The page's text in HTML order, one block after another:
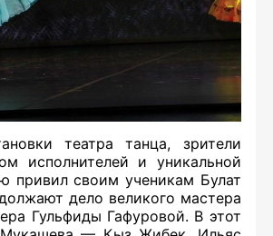
театра танца, зрители
исполнителей и уникальной
привил своим ученикам Булат
дело великого мастера
Гульфиды Гафуровой. В этот